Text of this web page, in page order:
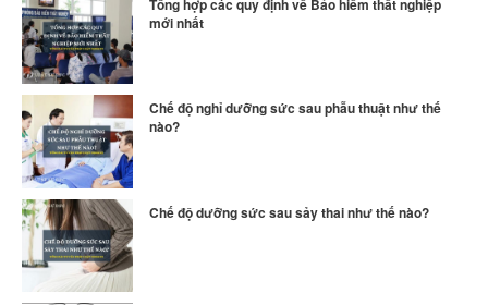
Tổng hợp các quy định về Bảo hiểm thất nghiệp
mới nhất
Chế độ nghỉ dưỡng sức sau phẫu thuật như thế
nào?
Chế độ dưỡng sức sau sảy thai như thế nào?